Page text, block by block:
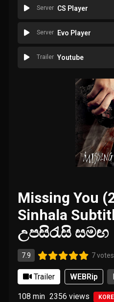
Server CS Player
Server Evo Player
Trailer Youtube
Missing You
Sinhala
උපසිරැසි සමඟ
7.9 7 votes
Trailer WEBRip
108 min 2356 views